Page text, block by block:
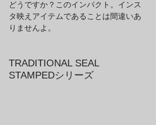
どうですか？このインパクト。インス
タ映えアイテムであることは間違いあ
りませんよ。
TRADITIONAL SEAL
STAMPEDシリーズ